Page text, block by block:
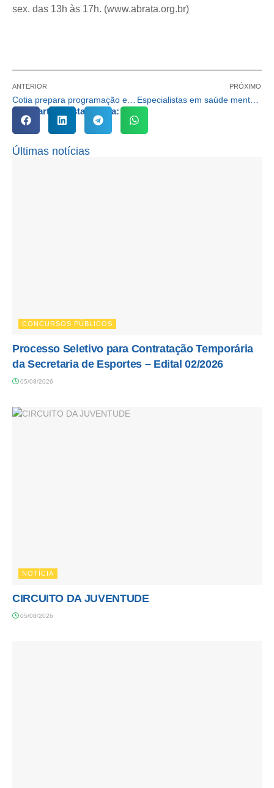
sex. das 13h às 17h. (www.abrata.org.br)
ANTERIOR PRÓXIMO
Especialistas em saúde mental encerram a programação do “Setembro Amarelo” em Cotia
Compartilhe esta notícia:
Últimas notícias
CONCURSOS PÚBLICOS
Processo Seletivo para Contratação Temporária
da Secretaria de Esportes – Edital 02/2026
05/08/2026
NOTÍCIA
CIRCUITO DA JUVENTUDE
05/08/2026